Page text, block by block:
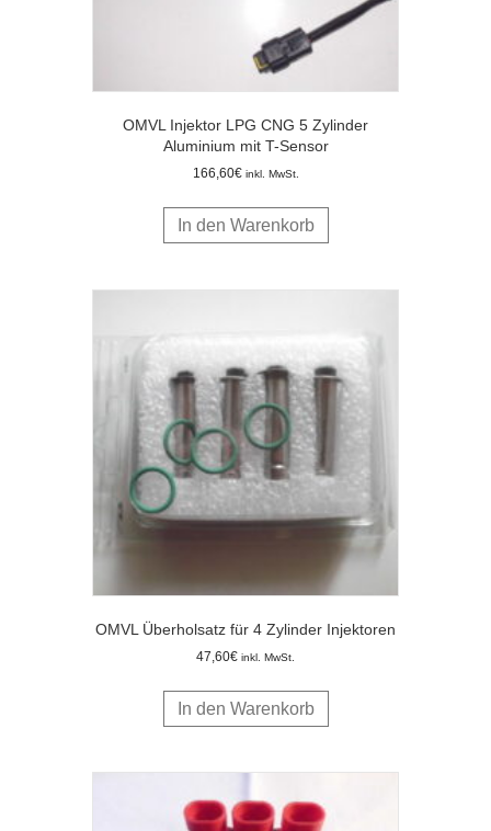
OMVL Injektor LPG CNG 5 Zylinder
Aluminium mit T-Sensor
166,60€ inkl. MwSt.
In den Warenkorb
OMVL Überholsatz für 4 Zylinder Injektoren
47,60€ inkl. MwSt.
In den Warenkorb